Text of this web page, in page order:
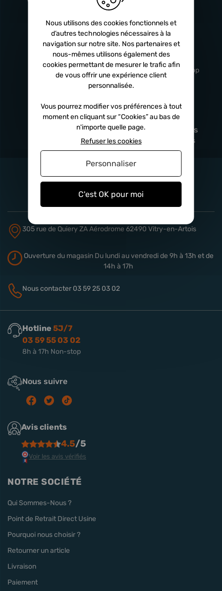
Livraison
rapide
Sous 24h à 48h
Service client
professionnel
De 8h à 17h Non-stop
Satisfait
remboursé
Paiement en
x3 fois
Sécurisé, sans frais
305 rue de Quiery ZA Aérodrome 62490 Vitry-en-Artois
Ouverture du magasinDu lundi au vendredi de 9h à 13h et de
14h à 17h
Nous contacter 03 59 25 03 02
Hotline 5J/7
03 59 55 03 02
8h à 17h Non-stop
Nous suivre
Avis clients
4.5/5
Voir les avis vérifiés
NOTRE SOCIÉTÉ
Qui Sommes-Nous ?
Point de Retrait Direct Usine
Pourquoi nous choisir ?
Retourner un article
Livraison
Paiement
Nous utilisons des cookies fonctionnels et
d’autres technologies nécessaires à la
navigation sur notre site. Nos partenaires et
nous-mêmes utilisons également des
cookies permettant de mesurer le trafic afin
de vous offrir une expérience client
personnalisée.
Vous pourrez modifier vos préférences à tout
moment en cliquant sur “Cookies” au bas de
n'importe quelle page.
C'est OK pour moi
Refuser les cookies
Personnaliser